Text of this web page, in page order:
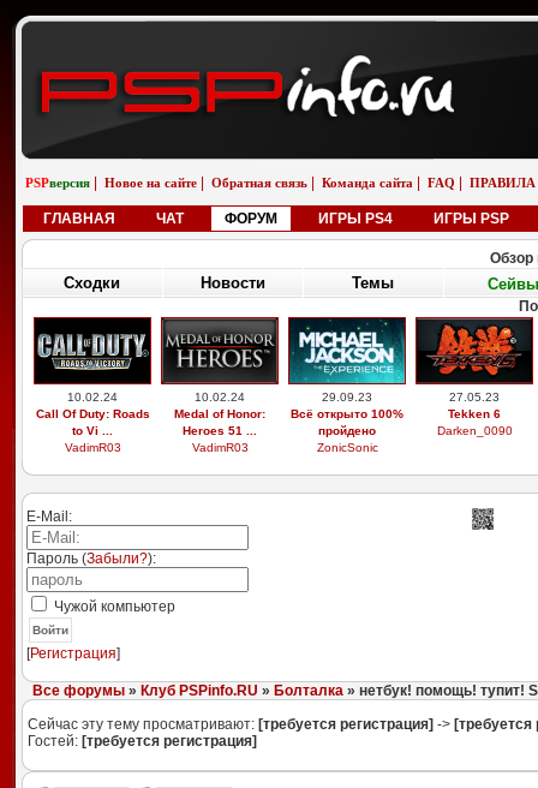
PSPверсия Новое на сайте Обратная связь Команда сайта FAQ ПРАВИЛА
ГЛАВНАЯ ЧАТ ФОРУМ ИГРЫ PS4 ИГРЫ PSP
Обзор
Сходки Новости Темы Сейвы
10.02.24
Call Of Duty: Roads
to Vi ...
VadimR03
10.02.24
Medal of Honor:
Heroes 51 ...
VadimR03
29.09.23
Всё открыто 100%
пройдено
ZonicSonic
27.05.23
Tekken 6
Darken_0090
E-Mail:
Пароль (Забыли?):
Чужой компьютер
Войти
[Регистрация]
Все форумы» Клуб PSPinfo.RU » Болталка» нетбук! помощь! тупит!
Сейчас эту тему просматривают: [требуется регистрация] -> [требуется
Гостей: [требуется регистрация]